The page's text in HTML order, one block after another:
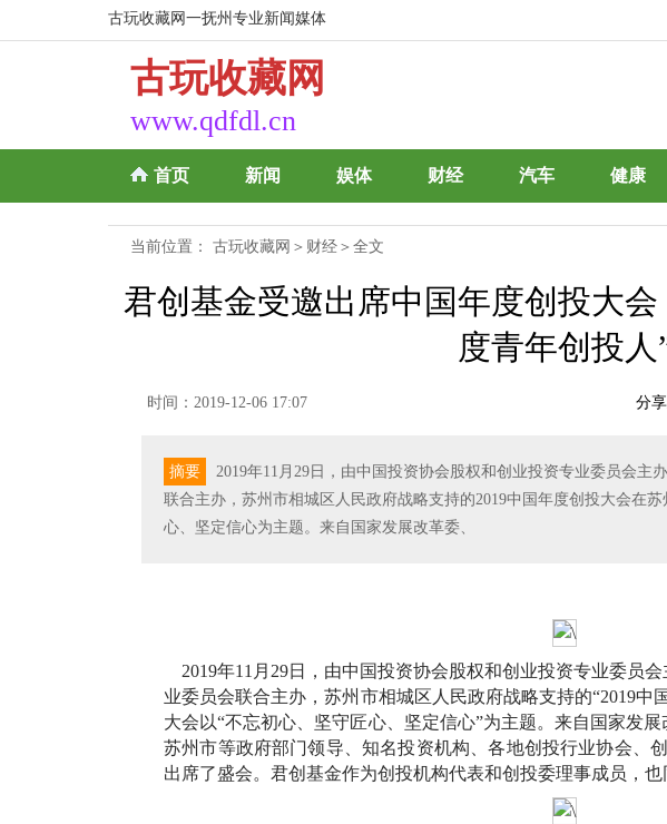
古玩收藏网一抚州专业新闻媒体
古玩收藏网
www.qdfdl.cn
首页 新闻 娱体 财经 汽车 健康
当前位置： 古玩收藏网 ＞ 财经 ＞全文
君创基金受邀出席中国年度创投大
度青年创投人
时间：2019-12-06 17:07 分
摘要
2019年11月29日，由中国投资协会股权和创业投资专业委员会主
联合主办，苏州市相城区人民政府战略支持的2019中国年度创投大会在
心、坚定信心为主题。来自国家发展改革委、
2019年11月29日，由中国投资协会股权和创业投资专业委员
业委员会联合主办，苏州市相城区人民政府战略支持的“2019中
大会以“不忘初心、坚守匠心、坚定信心”为主题。来自国家发
苏州市等政府部门领导、知名投资机构、各地创投行业协会、
出席了盛会。君创基金作为创投机构代表和创投委理事成员，也